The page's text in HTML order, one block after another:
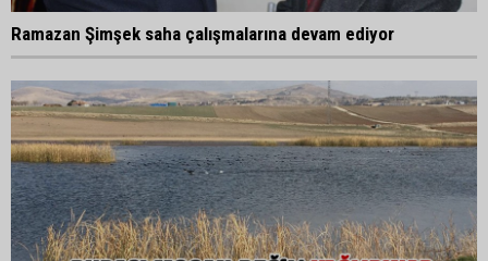
Ramazan Şimşek saha çalışmalarına devam ediyor